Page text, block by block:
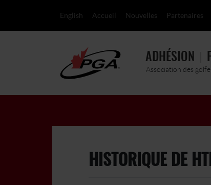
English Accueil Nouvelles Partenaires
ADHÉSION
Association des
HISTORIQUE DE